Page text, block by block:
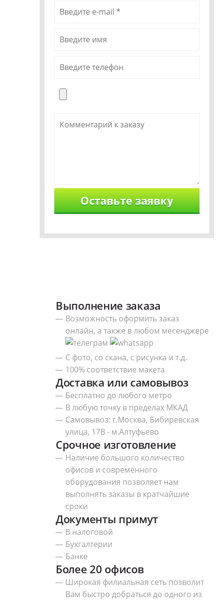
Выполнение заказа
Возможность оформить заказ
онлайн, а также в любом месенджере
С фото, со скана, с рисунка и т.д.
100% соответствие макета
Доставка или самовывоз
Бесплатно до любого метро
В любую точку в пределах МКАД
Самовывоз: г.Москва, Бибиревская
улица, 17В - м.Алтуфьево
Срочное изготовление
Наличие большого количество
офисов и современного
оборудования позволяет нам
выполнять заказы в кратчайшие
сроки
Документы примут
В налоговой
Бухгалтерии
Банке
Более 20 офисов
Широкая филиальная сеть позволит
Вам быстро добраться до одного из